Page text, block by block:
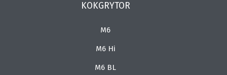
KOKGRYTOR
M6
M6 Hi
M6 BL